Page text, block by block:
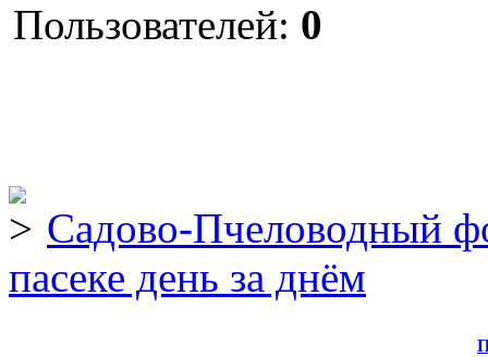
Пользователей: 0
Садово-Пчеловодный
пасеке день за днём